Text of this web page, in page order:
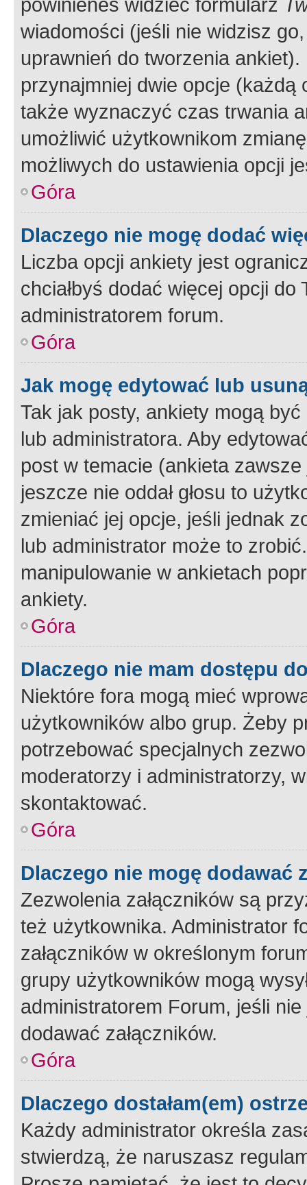
wiadomości (jeśli nie widzisz
uprawnień do tworzenia
przynajmniej dwie opcje
także wyznaczyć czas trwania
umożliwić użytkownikom
możliwych do ustawienia opcji
Góra
Dlaczego nie mogę dodać
Liczba opcji ankiety jest
chciałbyś dodać więcej opcji
administratorem forum.
Góra
Jak mogę edytować lub
Tak jak posty, ankiety mogą
lub administratora. Aby
post w temacie (ankieta
jeszcze nie oddał głosu to
zmieniać jej opcje, jeśli jednak
lub administrator może to
manipulowanie w ankietach
ankiety.
Góra
Dlaczego nie mam dostępu
Niektóre fora mogą mieć
użytkowników albo grup. Żeby
potrzebować specjalnych
moderatorzy i administratorzy,
skontaktować.
Góra
Dlaczego nie mogę dodawać
Zezwolenia załączników są
też użytkownika. Administrator
załączników w określonym
grupy użytkowników mogą
administratorem Forum, jeśli
dodawać załączników.
Góra
Dlaczego dostałam(em)
Każdy administrator określa
stwierdzą, że naruszasz